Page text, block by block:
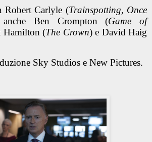
Robert Carlyle (Trainspotting, Once
Ben Crompton (Game of
Hamilton (The Crown) e David Haig
Sky Studios e New Pictures.